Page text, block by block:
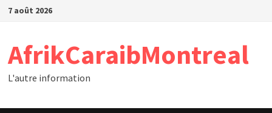
Passer
7 août 2026
AfrikCaraibMontreal
L'autre information